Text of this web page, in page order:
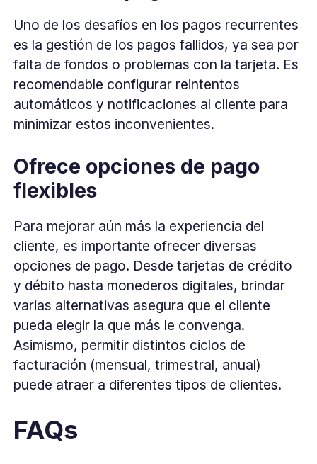
Uno de los desafíos en los pagos recurrentes
es la gestión de los pagos fallidos, ya sea por
falta de fondos o problemas con la tarjeta. Es
recomendable configurar reintentos
automáticos y notificaciones al cliente para
minimizar estos inconvenientes.
Ofrece opciones de pago
flexibles
Para mejorar aún más la experiencia del
cliente, es importante ofrecer diversas
opciones de pago. Desde tarjetas de crédito
y débito hasta monederos digitales, brindar
varias alternativas asegura que el cliente
pueda elegir la que más le convenga.
Asimismo, permitir distintos ciclos de
facturación (mensual, trimestral, anual)
puede atraer a diferentes tipos de clientes.
FAQs